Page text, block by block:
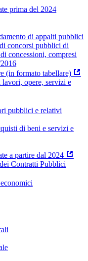
prima del 2024
di appalti pubblici
concorsi pubblici di
concessioni, compresi
(in formato tabellare)
opere, servizi e
pubblici e relativi
di beni e servizi e
a partire dal 2024
Contratti Pubblici